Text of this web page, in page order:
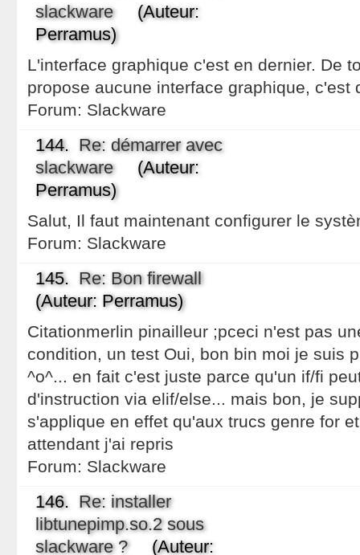
slackware(Auteur:
Perramus)
L'interface graphique c'est en dernier. De
propose aucune interface graphique, c'est
Forum: Slackware
144. Re: démarrer avec
slackware(Auteur:
Perramus)
Salut, Il faut maintenant configurer le
Forum: Slackware
145. Re: Bon firewall
(Auteur: Perramus)
Citationmerlin pinailleur ;pceci n'est pas
condition, un test Oui, bon bin moi je suis
^o^... en fait c'est juste parce qu'un if/fi
d'instruction via elif/else... mais bon, je
s'applique en effet qu'aux trucs genre for
attendant j'ai repris
Forum: Slackware
146. Re: installer
libtunepimp.so.2 sous
slackware ?(Auteur: